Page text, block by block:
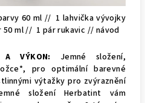
60 ml // 1 lahvička vývojky
50 ml // 1 pár rukavic // návod
A VÝKON: Jemné složení,
pro optimální barevné
výtažky pro zvýraznění
složení Herbatint vám